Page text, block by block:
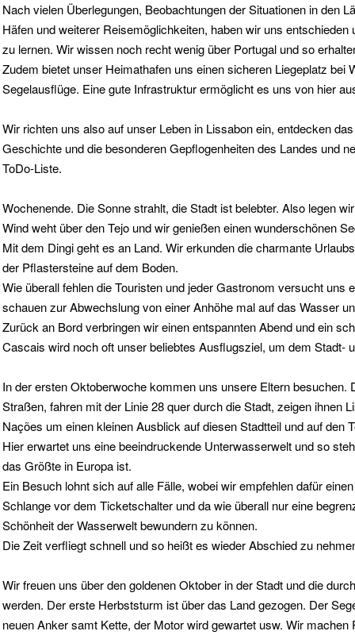
Nach vielen Überlegungen, Beobachtungen der Situationen in den
Häfen und weiterer Reisemöglichkeiten, haben wir uns
zu lernen. Wir wissen noch recht wenig über Portugal und so
Zudem bietet unser Heimathafen uns einen sicheren Liegeplatz
Segelausflüge. Eine gute Infrastruktur ermöglicht es uns von hier
Wir richten uns also auf unser Leben in Lissabon ein, entdecken
Geschichte und die besonderen Gepflogenheiten des Landes und
ToDo-Liste.
Wochenende. Die Sonne strahlt, die Stadt ist belebter. Also legen
Wind weht über den Tejo und wir genießen einen wunderschönen
Mit dem Dingi geht es an Land. Wir erkunden die charmante
der Pflastersteine auf dem Boden.
Wie überall fehlen die Touristen und jeder Gastronom versucht
schauen zur Abwechslung von einer Anhöhe mal auf das Wasser
Zurück an Bord verbringen wir einen entspannten Abend und ein
Cascais wird noch oft unser beliebtes Ausflugsziel, um dem Stadt-
In der ersten Oktoberwoche kommen uns unsere Eltern
Straßen, fahren mit der Linie 28 quer durch die Stadt, zeigen ihnen
Nações um einen kleinen Ausblick auf diesen Stadtteil und auf
Hier erwartet uns eine beeindruckende Unterwasserwelt und so
das Größte in Europa ist.
Ein Besuch lohnt sich auf alle Fälle, wobei wir empfehlen dafür
Schlange vor dem Ticketschalter und da wie überall nur eine
Schönheit der Wasserwelt bewundern zu können.
Die Zeit verfliegt schnell und so heißt es wieder Abschied zu
Wir freuen uns über den goldenen Oktober in der Stadt und die
werden. Der erste Herbststurm ist über das Land gezogen. Der
neuen Anker samt Kette, der Motor wird gewartet usw. Wir